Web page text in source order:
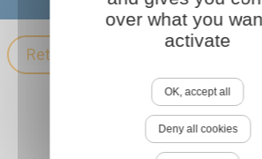
Retour aux publications
over what you
activate
OK, accept all
Deny all cookies